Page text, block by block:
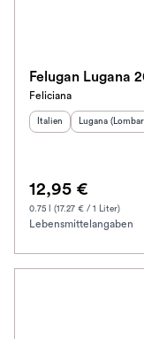
Felugan Lugana
Feliciana
Herkunftsland:
Italien Herkunftsregion
Lugana
12,95 €
0.75 l (17.27 € / 1 Liter)
Lebensmittelangaben